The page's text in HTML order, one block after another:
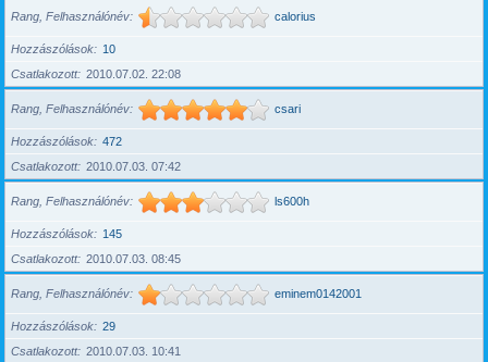
Rang, Felhasználónév calorius
Hozzászólások
10
Csatlakozott
2010.07.02. 22:08
Rang, Felhasználónév csari
Hozzászólások
472
Csatlakozott
2010.07.03. 07:42
Rang, Felhasználónév ls600h
Hozzászólások
145
Csatlakozott
2010.07.03. 08:45
Rang, Felhasználónév eminem0142001
Hozzászólások
29
Csatlakozott
2010.07.03. 10:41